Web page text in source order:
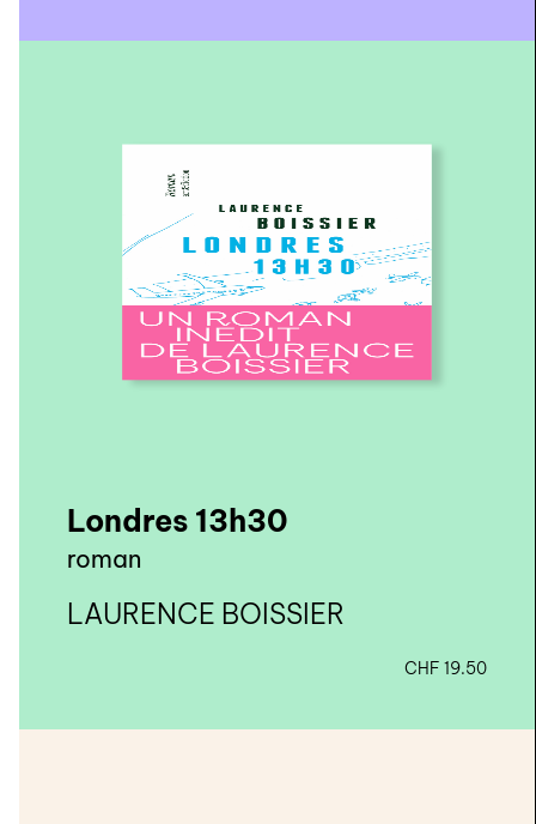
Londres 13h30
roman
LAURENCE BOISSIER
CHF 19.50